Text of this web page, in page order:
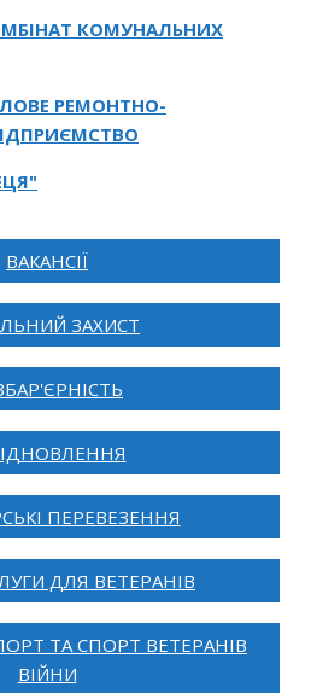
КОМУНАЛЬНИХ
РЕМОНТНО-
ВАКАНСІЇ
ЗАХИСТ
ПЕРЕВЕЗЕННЯ
ДЛЯ ВЕТЕРАНІВ
ТА СПОРТ ВЕТЕРАНІВ
ВІЙНИ